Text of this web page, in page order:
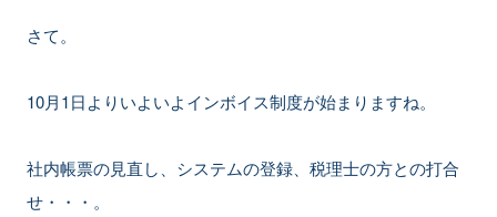
さて。
10月1日よりいよいよインボイス制度が始まりますね。
社内帳票の見直し、システムの登録、税理士の方との打合
せ・・・。